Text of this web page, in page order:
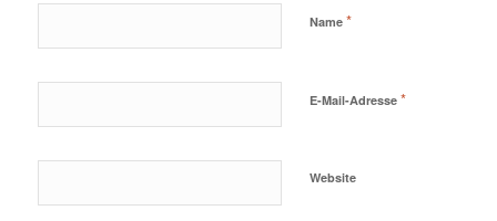
Name *
E-Mail-Adresse *
Website